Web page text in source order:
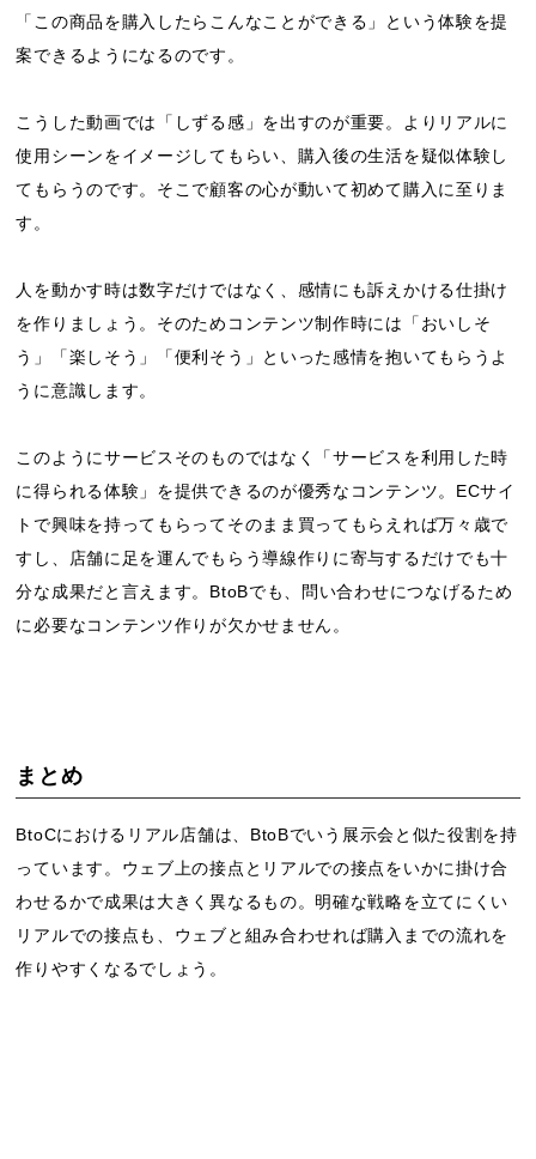
「この商品を購入したらこんなことができる」という体験を提
案できるようになるのです。
こうした動画では「しずる感」を出すのが重要。よりリアルに
使用シーンをイメージしてもらい、購入後の生活を疑似体験し
てもらうのです。そこで顧客の心が動いて初めて購入に至りま
す。
人を動かす時は数字だけではなく、感情にも訴えかける仕掛け
を作りましょう。そのためコンテンツ制作時には「おいしそ
う」「楽しそう」「便利そう」といった感情を抱いてもらうよ
うに意識します。
このようにサービスそのものではなく「サービスを利用した時
に得られる体験」を提供できるのが優秀なコンテンツ。ECサイ
トで興味を持ってもらってそのまま買ってもらえれば万々歳で
すし、店舗に足を運んでもらう導線作りに寄与するだけでも十
分な成果だと言えます。BtoBでも、問い合わせにつなげるため
に必要なコンテンツ作りが欠かせません。
まとめ
BtoCにおけるリアル店舗は、BtoBでいう展示会と似た役割を持
っています。ウェブ上の接点とリアルでの接点をいかに掛け合
わせるかで成果は大きく異なるもの。明確な戦略を立てにくい
リアルでの接点も、ウェブと組み合わせれば購入までの流れを
作りやすくなるでしょう。